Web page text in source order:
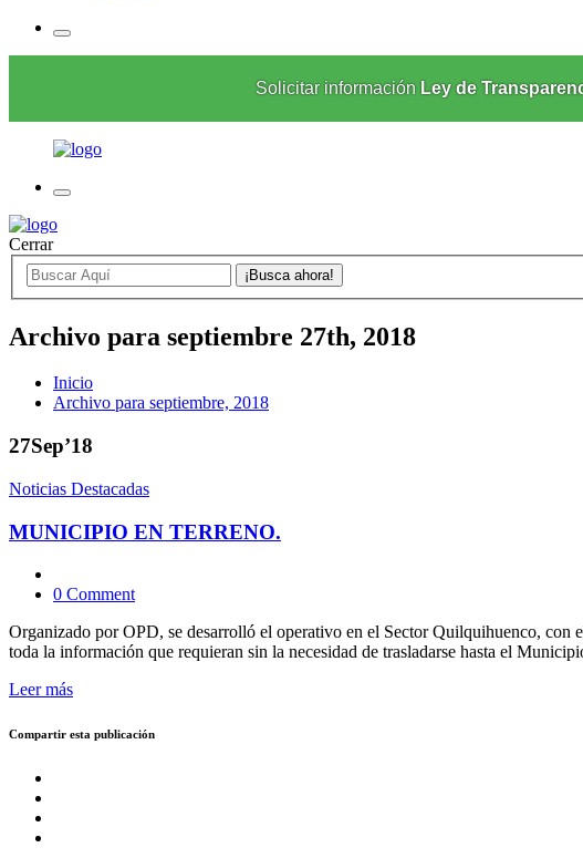
Solicitar información Ley de
Cerrar
Archivo para septiembre 27th, 2018
Inicio
Archivo para septiembre, 2018
27Sep’18
Noticias Destacadas
MUNICIPIO EN TERRENO.
0 Comment
Organizado por OPD, se desarrolló el operativo en el Sector Quilquihuenco, con
toda la información que requieran sin la necesidad de trasladarse hasta el
Leer más
Compartir esta publicación